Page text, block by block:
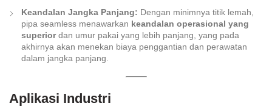
Keandalan Jangka Panjang: Dengan minimnya titik lemah,
pipa seamless menawarkan keandalan operasional yang
superiordan umur pakai yang lebih panjang, yang pada
akhirnya akan menekan biaya penggantian dan perawatan
dalam jangka panjang.
Aplikasi Industri